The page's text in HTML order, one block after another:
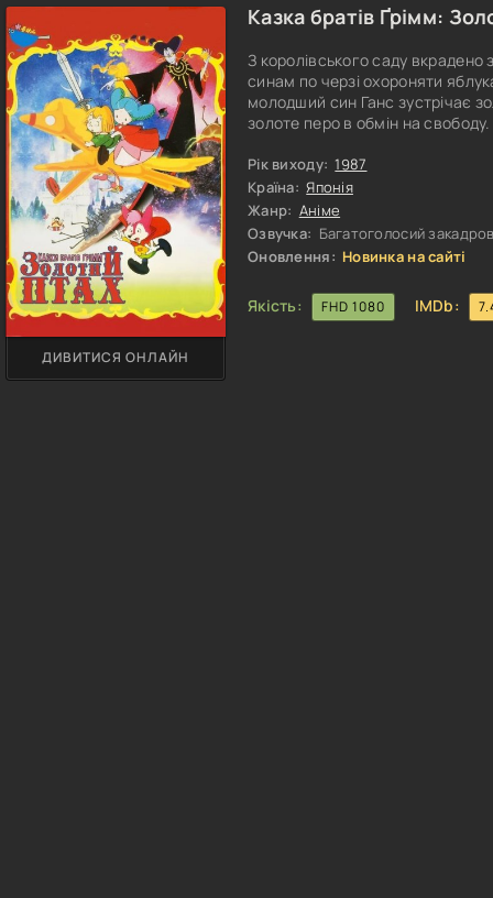
Казка братів Ґрімм:
З королівського саду
синам по черзі охороняти
молодший син Ганс зустрічає
золоте перо в обмін на
Рік виходу: 1987
Країна: Японія
Жанр: Аніме
Озвучка: Багатоголосий
Оновлення: Новинка на сайті
Якість: FHD 1080 IMDb:
ДИВИТИСЯ ОНЛАЙН